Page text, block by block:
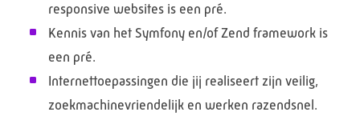
responsive websites is een pré.
Kennis van het Symfony en/of Zend framework is
een pré.
Internettoepassingen die jij realiseert zijn veilig,
zoekmachinevriendelijk en werken razendsnel.